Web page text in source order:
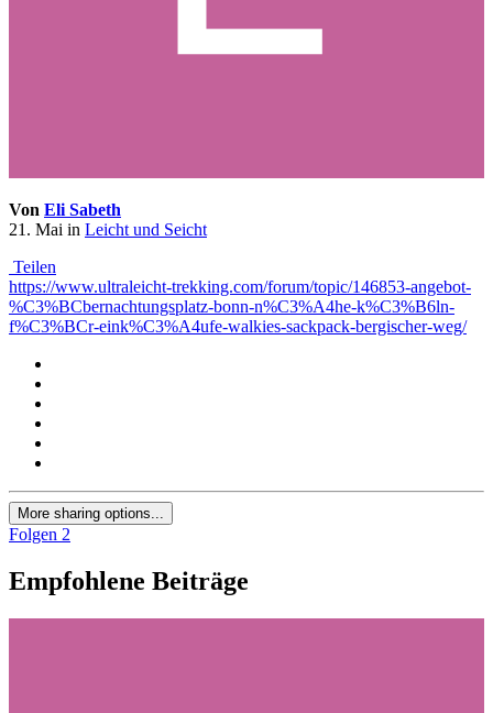
Von Eli Sabeth
21. Mai in Leicht und Seicht
Teilen
https://www.ultraleicht-trekking.com/forum/topic/146853-angebot-
%C3%BCbernachtungsplatz-bonn-n%C3%A4he-k%C3%B6ln-
f%C3%BCr-eink%C3%A4ufe-walkies-sackpack-bergischer-weg/
More sharing options...
Folgen 2
Empfohlene Beiträge